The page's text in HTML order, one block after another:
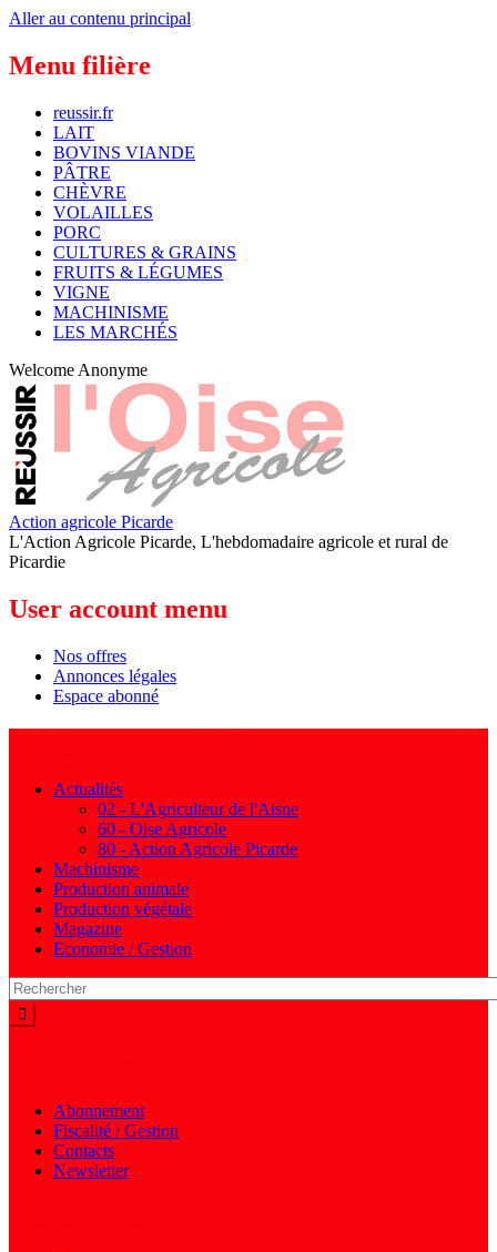
Aller au contenu principal
Menu filière
reussir.fr
LAIT
BOVINS VIANDE
PÂTRE
CHÈVRE
VOLAILLES
PORC
CULTURES & GRAINS
FRUITS & LÉGUMES
VIGNE
MACHINISME
LES MARCHÉS
Welcome Anonyme
Action agricole Picarde
L'Action Agricole Picarde, L'hebdomadaire agricole et rural de
Picardie
User account menu
Nos offres
Annonces légales
Espace abonné
Actualités
02 - L'Agriculteur de l'Aisne
60 - Oise Agricole
80 - Action Agricole Picarde
Machinisme
Production animale
Production végétale
Magazine
Economie / Gestion
Abonnement
Fiscalité / Gestion
Contacts
Newsletter